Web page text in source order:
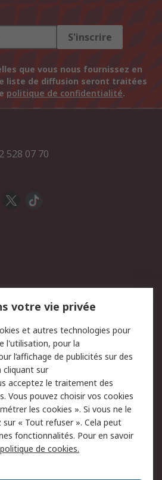
S'inscrire
que vous nous fournissez en
liste de diffusion seront traitées
politique de confidentialité.
528 07 70
2.500 marques
Support technique
Sécurité des e-mails
à
Conditions générales
de vente
votre vie privée
et autres technologies pour
l'utilisation, pour la
l’affichage de publicités sur des
cliquant sur
acceptez le traitement des
Vous pouvez choisir vos cookies
les cookies ». Si vous ne le
« Tout refuser ». Cela peut
fonctionnalités. Pour en savoir
politique de cookies.